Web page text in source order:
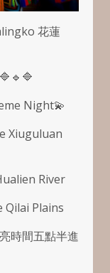
花蓮
Night💫
Xiuguluan
River
Qilai Plains
時間五點半進